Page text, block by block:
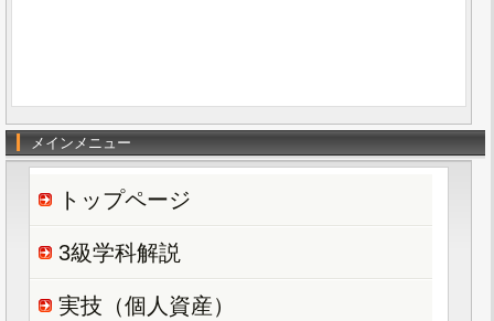
メインメニュー
トップページ
3級学科解説
実技（個人資産）